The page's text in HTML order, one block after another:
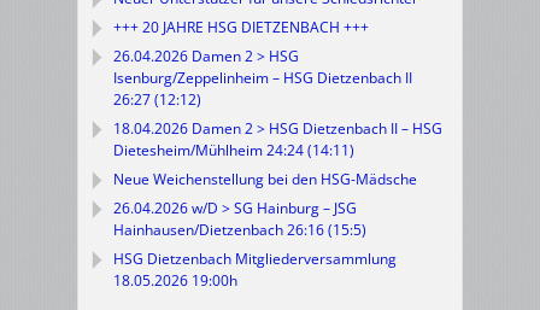
+++ 20 JAHRE HSG DIETZENBACH +++
26.04.2026 Damen 2 > HSG
Isenburg/Zeppelinheim – HSG Dietzenbach II
26:27 (12:12)
18.04.2026 Damen 2 > HSG Dietzenbach II – HSG
Dietesheim/Mühlheim 24:24 (14:11)
Neue Weichenstellung bei den HSG-Mädsche
26.04.2026 w/D > SG Hainburg – JSG
Hainhausen/Dietzenbach 26:16 (15:5)
HSG Dietzenbach Mitgliederversammlung
18.05.2026 19:00h